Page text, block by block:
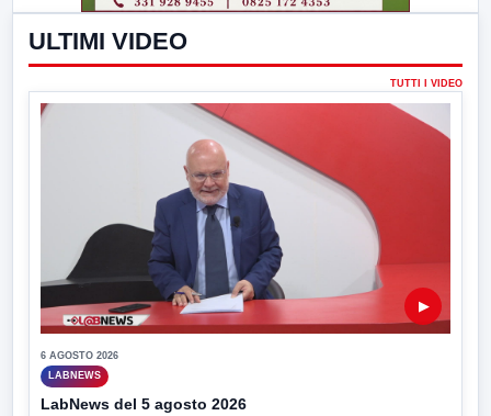
ULTIMI VIDEO
TUTTI I VIDEO
▶
6 AGOSTO 2026
LABNEWS
LabNews del 5 agosto 2026